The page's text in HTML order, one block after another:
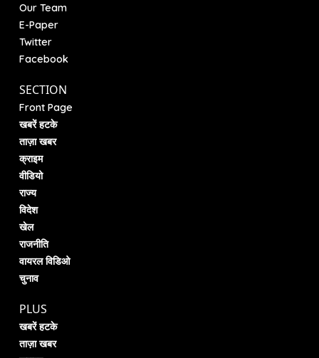
Our Team
E-Paper
Twitter
Facebook
SECTION
Front Page
खबरें हटके
ताज़ा खबर
क्राइम
वीडियो
राज्य
विदेश
खेल
राजनीति
वायरल विडिओ
चुनाव
PLUS
खबरें हटके
ताज़ा खबर